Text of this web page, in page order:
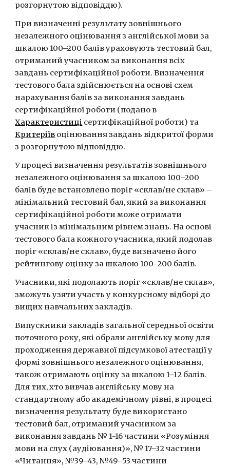
розгорнутою відповіддю).
При визначенні результату зовнішнього
незалежного оцінювання з англійської мови за
шкалою 100–200 балів ураховують тестовий бал,
отриманий учасником за виконання всіх
завдань сертифікаційної роботи. Визначення
тестового бала здійснюється на основі схем
нарахування балів за виконання завдань
Характеристиці
Критеріїв оцінювання завдань відкритої форми
з розгорнутою відповіддю.
У процесі визначення результатів зовнішнього
незалежного оцінювання за шкалою 100–200
балів буде встановлено поріг «склав/не склав» –
мінімальний тестовий бал, який за виконання
сертифікаційної роботи може отримати
учасник із мінімальним рівнем знань. На основі
тестового бала кожного учасника, який подолав
поріг «склав/не склав», буде визначено його
рейтингову оцінку за шкалою 100–200 балів.
Учасники, які подолають поріг «склав/не склав»,
зможуть узяти участь у конкурсному відборі до
вищих навчальних закладів.
Випускники закладів загальної середньої освіти
поточного року, які обрали англійську мову для
проходження державної підсумкової атестації у
формі зовнішнього незалежного оцінювання,
також отримають оцінку за шкалою 1–12 балів.
Для тих, хто вивчав англійську мову на
стандартному або академічному рівні, в процесі
визначення результату буде використано
тестовий бал, отриманий учасником за
виконання завдань № 1-16 частини «Розуміння
мови на слух (аудіювання)», № 17–32 частини
«Читання», №39–43, №49–53 частини